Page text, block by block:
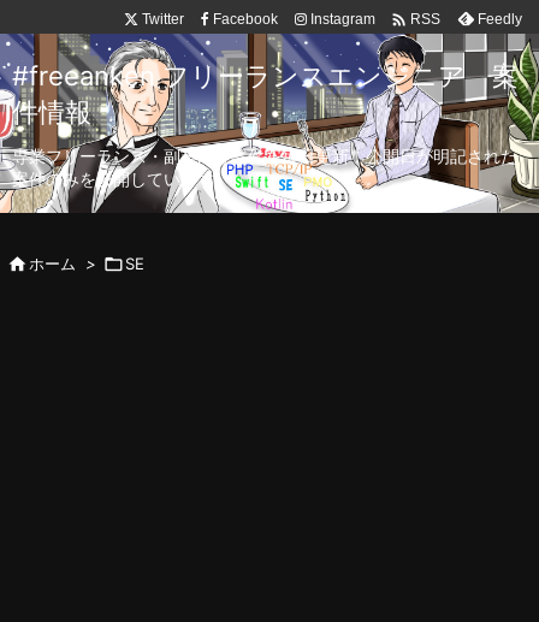
Twitter Facebook Instagram  RSS Feedly
#freeanken フリーランスエンジニア 案
件情報
専業フリーランス・副業向け案件を毎日更新！公開日が明記された
案件のみを公開しています。
ホーム > SE